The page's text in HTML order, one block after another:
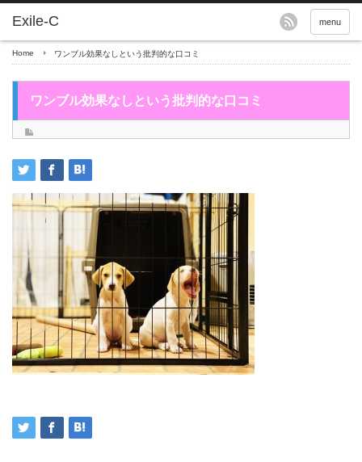
menu
Home ワンブル効果なしという批判的な口コミ
ワンブル効果なしという批判的な口コミ